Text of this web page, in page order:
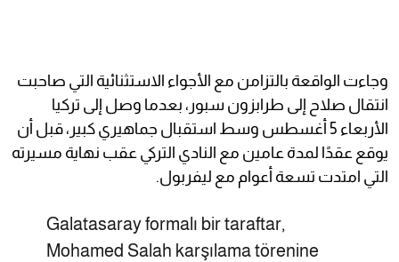
وجاءت الواقعة بالتزامن مع الأجواء الاستثنائية التي صاحبت
انتقال صلاح إلى طرابزون سبور، بعدما وصل إلى تركيا
الأربعاء 5 أغسطس وسط استقبال جماهيري كبير، قبل أن
يوقع عقدًا لمدة عامين مع النادي التركي عقب نهاية مسيرته
التي امتدت تسعة أعوام مع ليفربول.
Galatasaray formalı bir taraftar,
Mohamed Salah karşılama törenine